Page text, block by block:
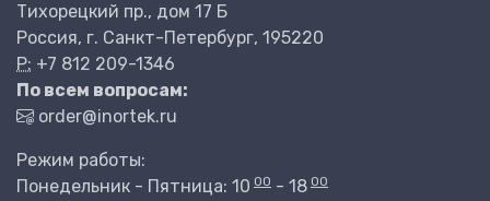
Тихорецкий пр., дом 17 Б
Россия, г. Санкт-Петербург, 195220
P: +7 812 209-1346
По всем вопросам:
order@inortek.ru
Режим работы:
Понедельник - Пятница: 10 00 - 18 00